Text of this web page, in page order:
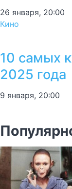
26 января, 20:00
Кино
10 самых
2025 года
9 января, 20:00